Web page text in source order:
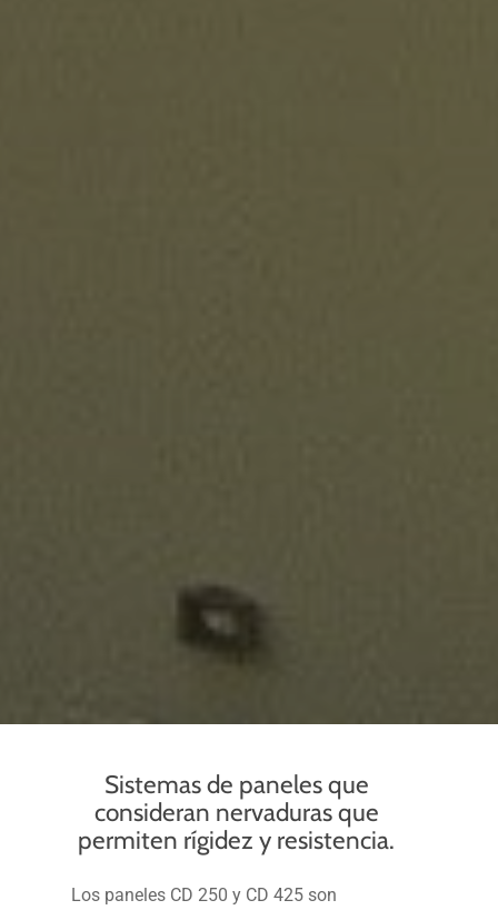
Sistemas de paneles que
consideran nervaduras que
permiten rígidez y resistencia.
Los paneles CD 250 y CD 425 son